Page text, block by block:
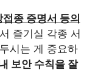
종 증명서 등의
즐기실 각종 서
시는 게 중요하
보안 수칙을 잘